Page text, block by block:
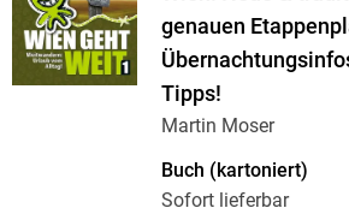
genauen
Tipps!
Martin Moser
Buch (kartoniert)
Sofort lieferbar